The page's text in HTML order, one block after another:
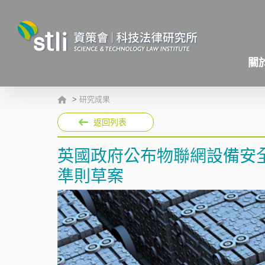
關
> 研究成果
返回列表
英國政府公布物聯網設備安
準則草案